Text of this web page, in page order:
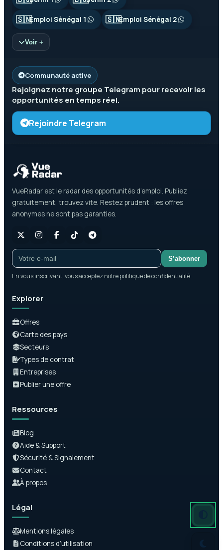
🇸🇳Emploi Sénégal 1 🇸🇳Emploi Sénégal 2
Voir +
Communauté active
Rejoignez notre groupe Telegram pour recevoir les
opportunités en temps réel.
Rejoindre Telegram
VueRadar est le radar des opportunités d’emploi. Publiez
gratuitement, trouvez vite. Restez prudent : les offres
anonymes ne sont pas garanties.
S’abonner
En vous inscrivant, vous acceptez notre politique de confidentialité.
Explorer
Offres
Carte des pays
Secteurs
Types de contrat
Entreprises
Publier une offre
Ressources
Blog
Aide & Support
Sécurité & Signalement
Contact
À propos
Légal
Mentions légales
Conditions d’utilisation
Mode
Mode
Mode clair